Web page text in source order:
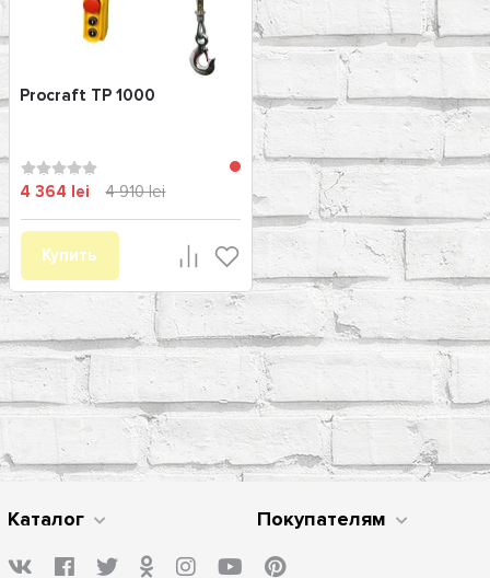
Procraft TP 1000
4 364 lei 4 910 lei
Купить
Каталог Покупателям